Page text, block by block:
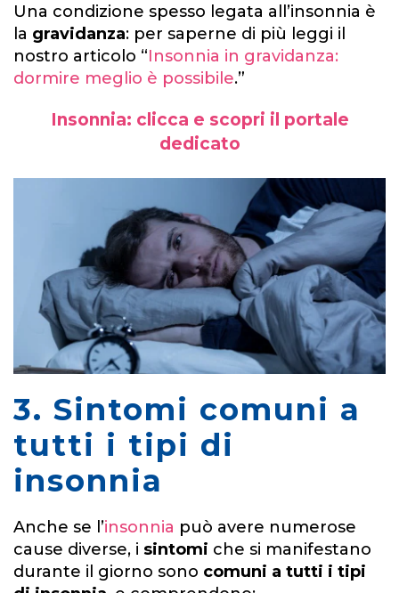
Una condizione spesso legata all’insonnia è
la gravidanza: per saperne di più leggi il
nostro articolo “Insonnia in gravidanza:
dormire meglio è possibile.”
Insonnia: clicca e scopri il portale
dedicato
3. Sintomi comuni a
tutti i tipi di
insonnia
Anche se l’insonnia può avere numerose
cause diverse, i sintomi che si manifestano
durante il giorno sono comuni a tutti i tipi